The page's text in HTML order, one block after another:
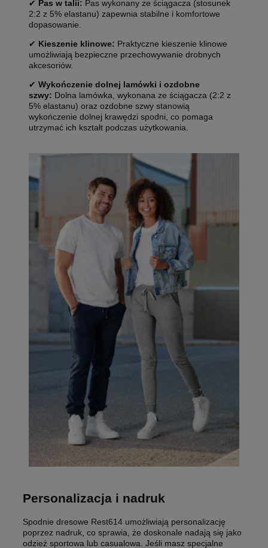
✔ Pas w talii: Pas wykonany ze ściągacza (stosunek
2:2 z 5% elastanu) zapewnia stabilne i komfortowe
dopasowanie.
✔ Kieszenie klinowe: Praktyczne kieszenie klinowe
umożliwiają bezpieczne przechowywanie drobnych
akcesoriów.
✔ Wykończenie dolnej lamówki i ozdobne
szwy: Dolna lamówka, wykonana ze ściągacza (2:2 z
5% elastanu) oraz ozdobne szwy stanowią
wykończenie dolnej krawędzi spodni, co pomaga
utrzymać ich kształt podczas użytkowania.
Personalizacja i nadruk
Spodnie dresowe Rest614 umożliwiają personalizację
poprzez nadruk, co sprawia, że doskonale nadają się jako
odzież sportowa lub casualowa. Jeśli masz specjalne